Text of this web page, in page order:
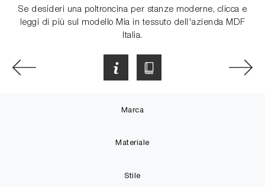
Se desideri una poltroncina per stanze moderne, clicca e
leggi di più sul modello Mia in tessuto dell'azienda MDF
Italia.
Marca
Materiale
Stile